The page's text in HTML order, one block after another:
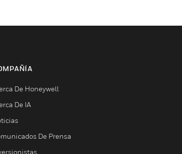
De Honeywell
De IA
De Prensa